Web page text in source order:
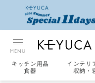
MENU
キッチン用品
食器
インテリ
収納・